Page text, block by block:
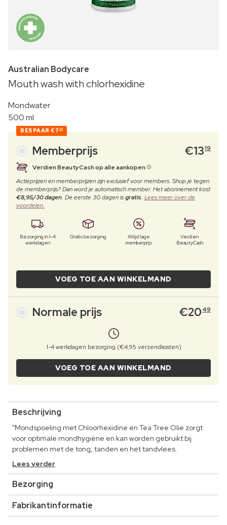
Australian Bodycare
Mouth wash with chlorhexidine
Mondwater
500 ml
BESPAAR €7 30
Memberprijs €1319
Verdien BeautyCash op alle aankopen
Actieprijzen en memberprijzen zijn exclusief voor members. Shop je tegen
de memberprijs? Dan word je automatisch member. Het abonnement kost
€8,95/30 dagen. De eerste 30 dagen isgratis. Lees meer over de
voordelen.
Bezorging in 1-4
werkdagen
Gratis bezorging
Altijd lage
memberprijs
Verdien
BeautyCash
VOEG TOE AAN WINKELMAND
Normale prijs €20 49
1-4 werkdagen bezorging (€4,95 verzendkosten)
VOEG TOE AAN WINKELMAND
Beschrijving
"Mondspoeling met Chloorhexidine en Tea Tree Olie zorgt
voor optimale mondhygiëne en kan worden gebruikt bij
problemen met de tong, tanden en het tandvlees.
Lees verder
Bezorging
Fabrikantinformatie